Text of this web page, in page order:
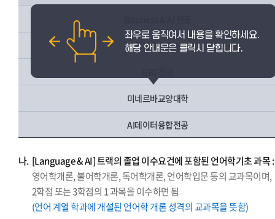
국제금융학과
미네르바교양대학
AI데이터융합전공
나. [Language & AI] 트랙의 졸업 이수요건에 포함된 언어학기초 과목 :
영어학개론, 불어학개론, 독어학개론, 언어학입문 등의 교과목이며,
2학점 또는 3학점의 1 과목을 이수하면 됨
(언어 계열 학과에 개설된 언어학 개론 성격의 교과목을 뜻함)